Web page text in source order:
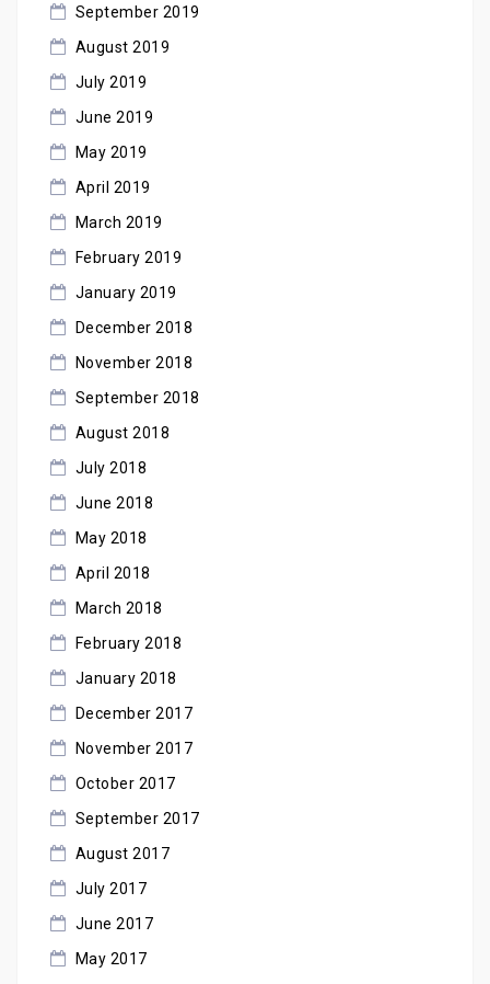
September 2019
August 2019
July 2019
June 2019
May 2019
April 2019
March 2019
February 2019
January 2019
December 2018
November 2018
September 2018
August 2018
July 2018
June 2018
May 2018
April 2018
March 2018
February 2018
January 2018
December 2017
November 2017
October 2017
September 2017
August 2017
July 2017
June 2017
May 2017